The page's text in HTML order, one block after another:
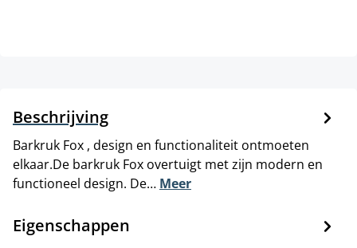
Beschrijving
Barkruk Fox , design en functionaliteit ontmoeten
elkaar.De barkruk Fox overtuigt met zijn modern en
functioneel design. De… Meer
Eigenschappen